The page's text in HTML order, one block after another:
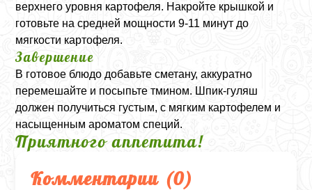
верхнего уровня картофеля. Накройте крышкой и
готовьте на средней мощности 9-11 минут до
мягкости картофеля.
Завершение
В готовое блюдо добавьте сметану, аккуратно
перемешайте и посыпьте тмином. Шпик-гуляш
должен получиться густым, с мягким картофелем и
насыщенным ароматом специй.
Приятного аппетита!
Комментарии (0)